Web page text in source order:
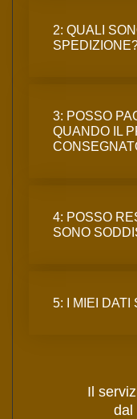
2: QUALI
3: POSSO
QUANDO IL
4: POSSO
SONO
5: I MIEI DATI
Il
dal